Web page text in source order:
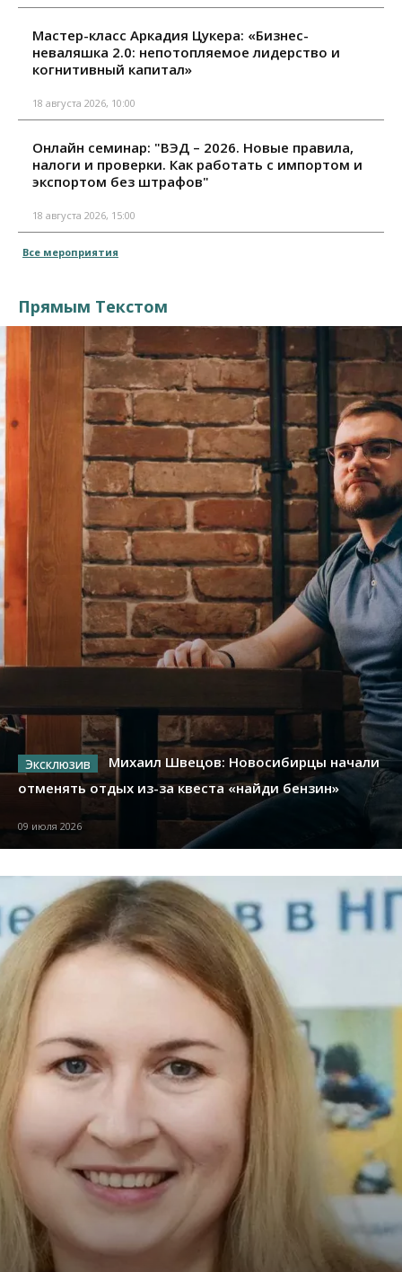
Мастер-класс Аркадия Цукера: «Бизнес-
неваляшка 2.0: непотопляемое лидерство и
когнитивный капитал»
18 августа 2026, 10:00
Онлайн семинар: "ВЭД – 2026. Новые правила,
налоги и проверки. Как работать с импортом и
экспортом без штрафов"
18 августа 2026, 15:00
Все мероприятия
Прямым Текстом
Михаил Швецов: Новосибирцы начали
отменять отдых из-за квеста «найди бензин»
09 июля 2026